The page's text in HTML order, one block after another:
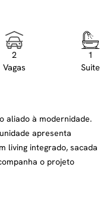
2
Vagas
1
Suite
aliado à modernidade.
apresenta
living integrado, sacada
o projeto